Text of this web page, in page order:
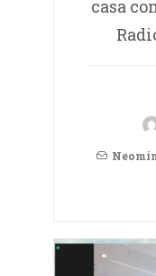
casa